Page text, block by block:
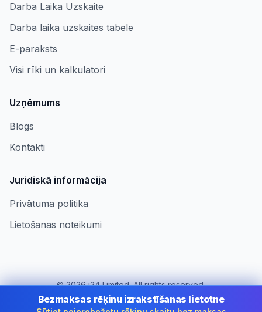
Darba Laika Uzskaite
Darba laika uzskaites tabele
E-paraksts
Visi rīki un kalkulatori
Uzņēmums
Blogs
Kontakti
Juridiskā informācija
Privātuma politika
Lietošanas noteikumi
©2026i24 Limited. All rights reserved.
Uzņēmumiem Latvia
Bezmaksas rēķinu izrakstīšanas lietotne